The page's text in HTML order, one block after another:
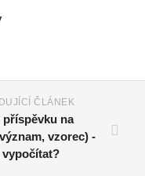
ČLÁNEK
příspěvku na
vzorec) -
vypočítat?